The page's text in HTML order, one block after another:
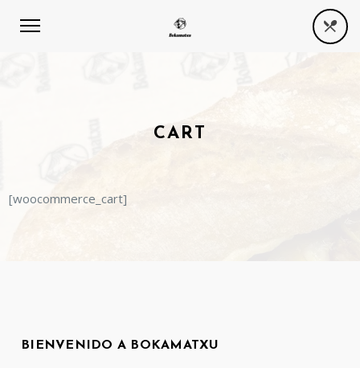
CART
[woocommerce_cart]
BIENVENIDO A BOKAMATXU